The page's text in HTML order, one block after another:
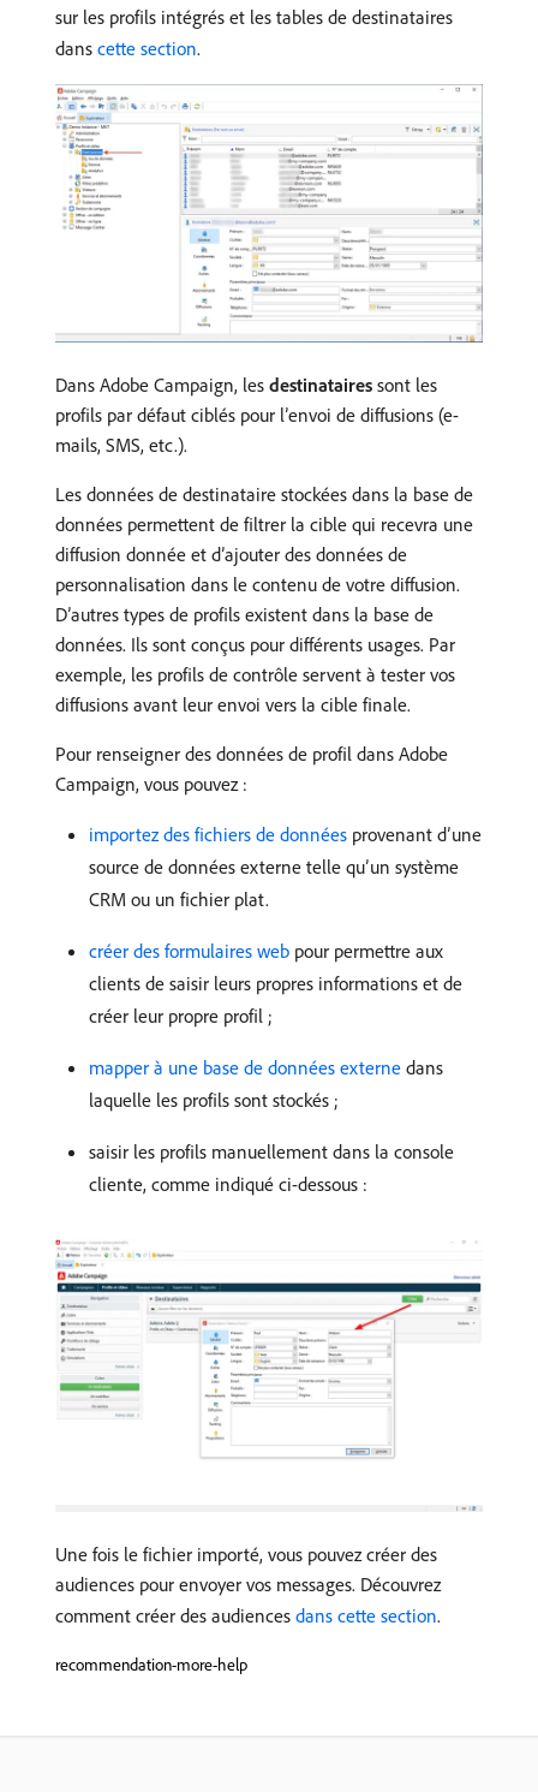
sur les profils intégrés et les tables de destinataires
dans cette section.
Dans Adobe Campaign, les destinataires sont les
profils par défaut ciblés pour l’envoi de diffusions (e-
mails, SMS, etc.).
Les données de destinataire stockées dans la base de
données permettent de filtrer la cible qui recevra une
diffusion donnée et d’ajouter des données de
personnalisation dans le contenu de votre diffusion.
D’autres types de profils existent dans la base de
données. Ils sont conçus pour différents usages. Par
exemple, les profils de contrôle servent à tester vos
diffusions avant leur envoi vers la cible finale.
Pour renseigner des données de profil dans Adobe
Campaign, vous pouvez :
importez des fichiers de données provenant d’une
source de données externe telle qu’un système
CRM ou un fichier plat.
créer des formulaires web pour permettre aux
clients de saisir leurs propres informations et de
créer leur propre profil ;
mapper à une base de données externe dans
laquelle les profils sont stockés ;
saisir les profils manuellement dans la console
cliente, comme indiqué ci-dessous :
Une fois le fichier importé, vous pouvez créer des
audiences pour envoyer vos messages. Découvrez
comment créer des audiences dans cette section.
recommendation-more-help